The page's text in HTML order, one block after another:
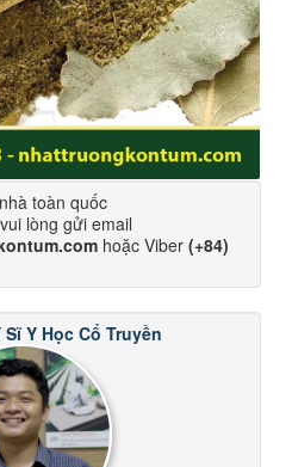
toàn quốc
lòng gửi email
hoặc Viber (+84)
Y Học Cổ Truyền